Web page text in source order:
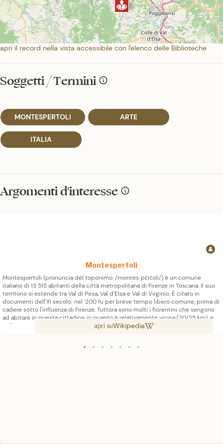
apri il record nella vista accessibile con l'elenco delle Biblioteche
Soggetti / Termini
MONTESPERTOLI ARTE
ITALIA
Argomenti d'interesse
Montespertoli
Montespertoli (pronuncia del toponimo: /montesˈpɛrtoli/) è un comune
italiano di 13 515 abitanti della città metropolitana di Firenze in Toscana. Il suo
territorio si estende tra Val di Pesa, Val d'Elsa e Val di Virginio. È citato in
documenti dell'XI secolo; nel '200 fu per breve tempo libero comune, prima di
cadere sotto l'influenza di Firenze. Tuttora sono molti i fiorentini che vengono
ad abitare in questa cittadina, in quanto è relativamente vicina (20/25 km), e
nello stesso tempo permette di vivere lontano dall'inquinamento urbano. Il
Chianti DOCG di cui detiene una buona fetta della produzione globale
apri suWikipedia